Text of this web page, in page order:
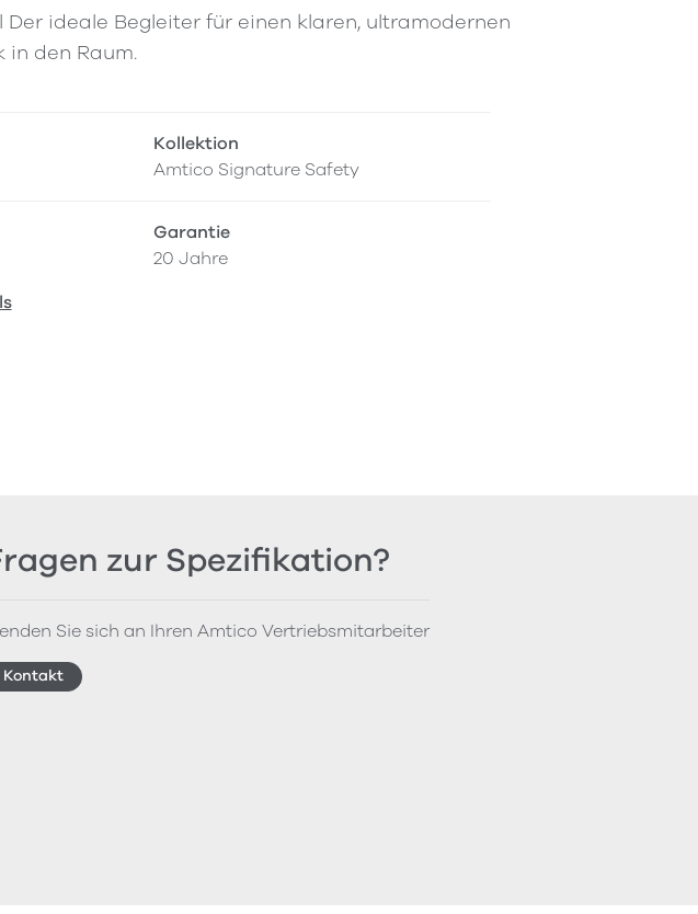
Der ideale Begleiter für einen klaren, ultramodernen
den Raum.
Kollektion
Amtico Signature Safety
Garantie
20 Jahre
zur Spezifikation?
Sie sich an Ihren Amtico Vertriebsmitarbeiter
Kontakt